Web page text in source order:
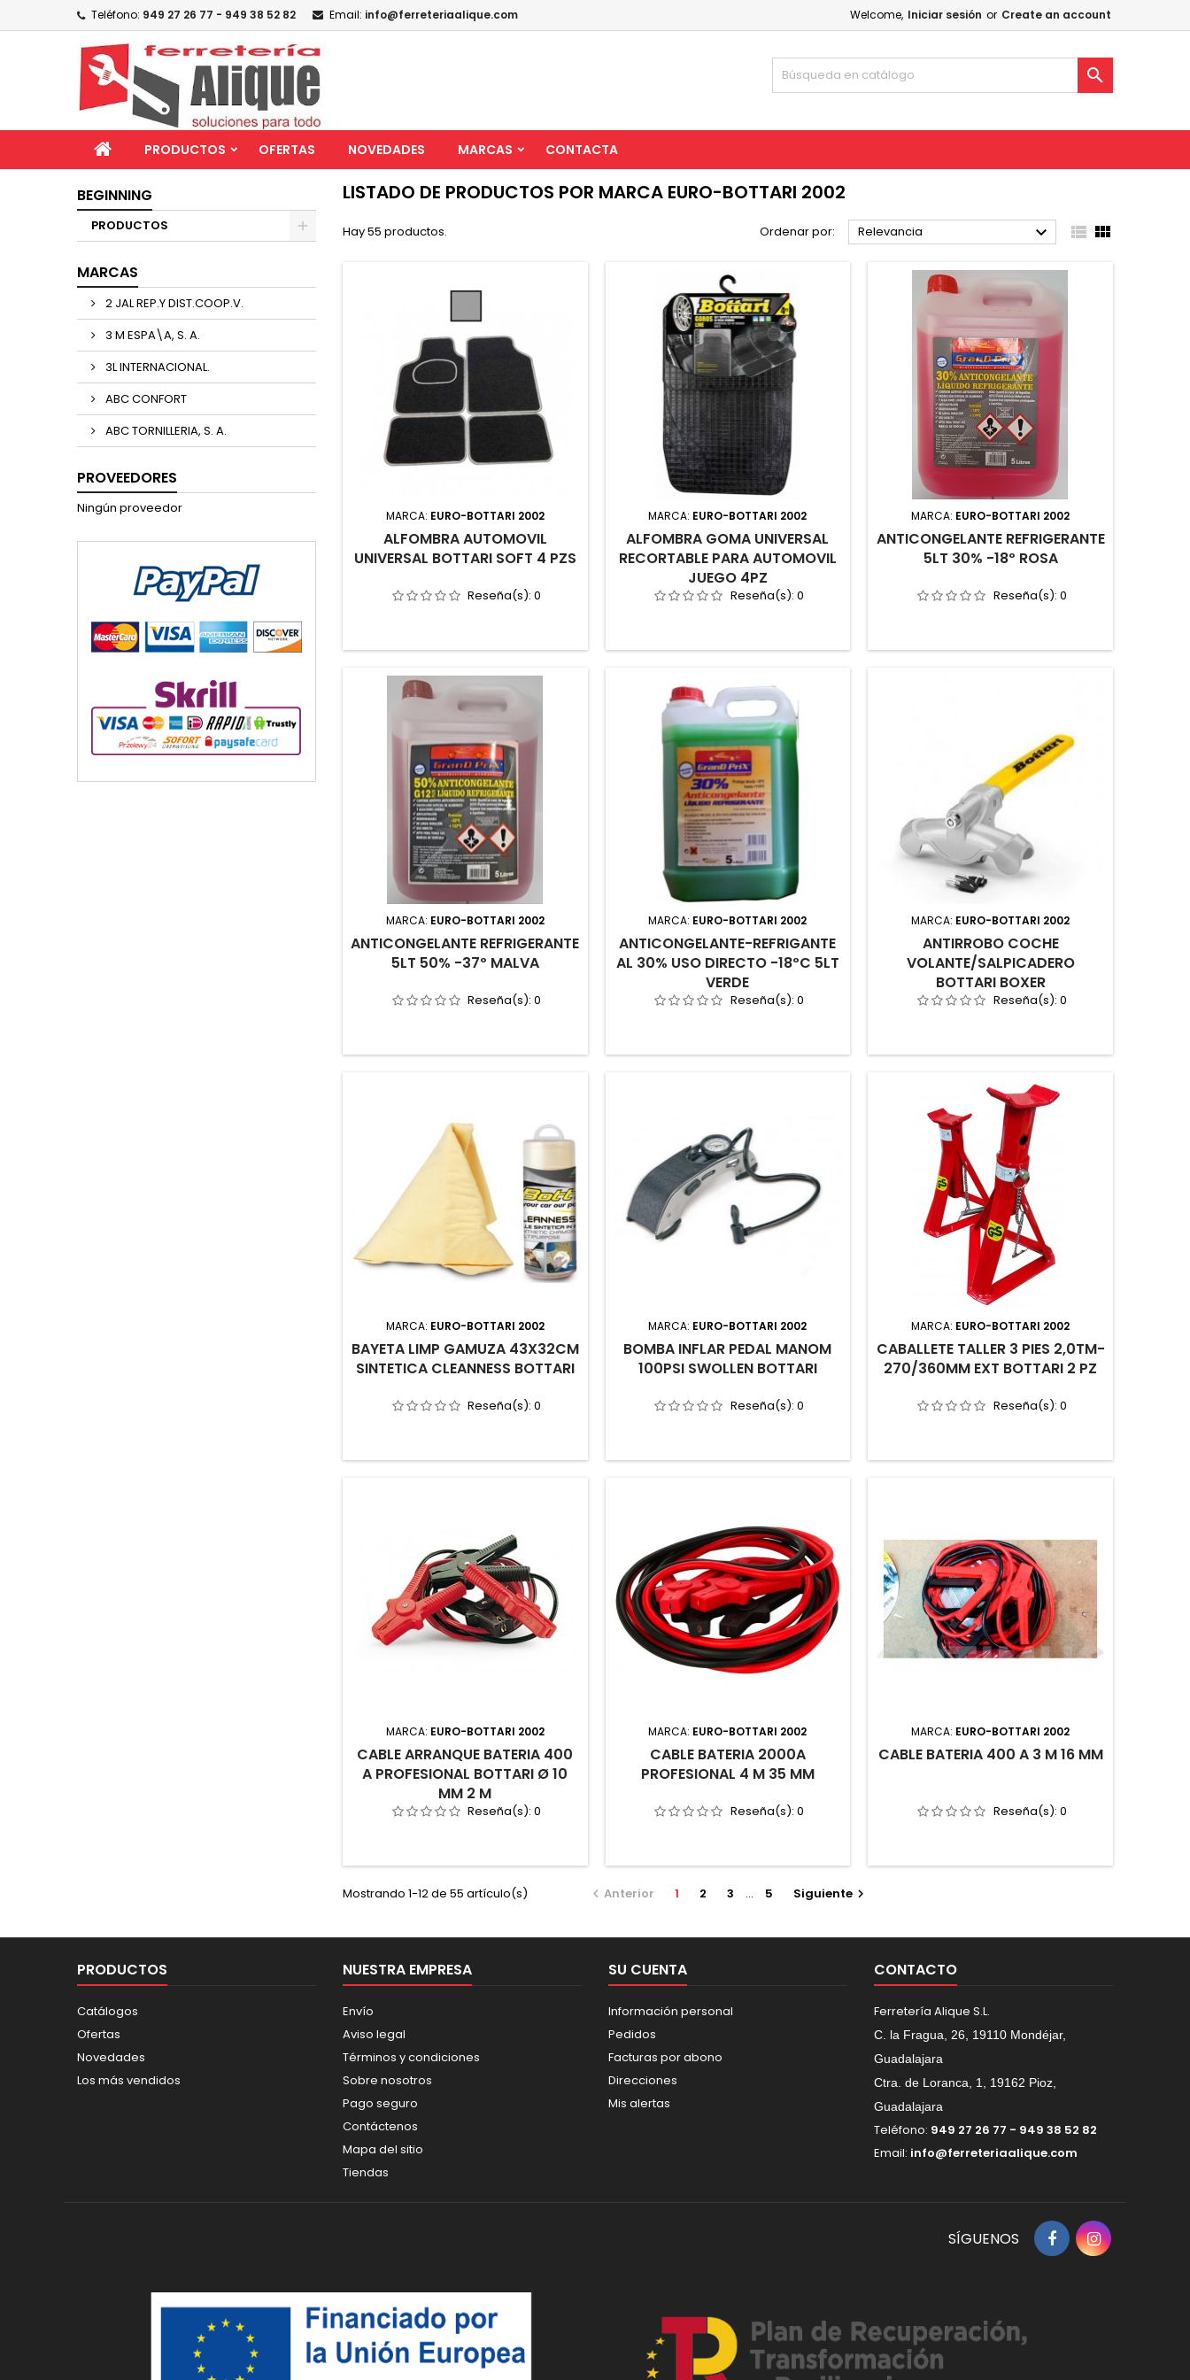
Teléfono: 949 27 26 77 - 949 38 52 82 Email: info@ferreteriaalique.com Welcome, Iniciar sesión or Create an account

PRODUCTOS OFERTAS NOVEDADES MARCAS CONTACTA
BEGINNING
PRODUCTOS
MARCAS
2 JAL REP.Y DIST.COOP.V.
3 M ESPA\A, S. A.
3L INTERNACIONAL.
ABC CONFORT
ABC TORNILLERIA, S. A.
PROVEEDORES
Ningún proveedor
LISTADO DE PRODUCTOS POR MARCA EURO-BOTTARI 2002
Hay 55 productos. Ordenar por: Relevancia   
MARCA: EURO-BOTTARI 2002
ALFOMBRA AUTOMOVIL
UNIVERSAL BOTTARI SOFT 4 PZS
Reseña(s):0
MARCA: EURO-BOTTARI 2002
ALFOMBRA GOMA UNIVERSAL
RECORTABLE PARA AUTOMOVIL
JUEGO 4PZ
Reseña(s): 0
MARCA: EURO-BOTTARI 2002
ANTICONGELANTE REFRIGERANTE
5LT 30% -18º ROSA
Reseña(s): 0
MARCA: EURO-BOTTARI 2002
ANTICONGELANTE REFRIGERANTE
5LT 50% -37º MALVA
Reseña(s):0
MARCA: EURO-BOTTARI 2002
ANTICONGELANTE-REFRIGANTE
AL 30% USO DIRECTO -18ºC 5LT
VERDE
Reseña(s): 0
MARCA: EURO-BOTTARI 2002
ANTIRROBO COCHE
VOLANTE/SALPICADERO
BOTTARI BOXER
Reseña(s): 0
MARCA: EURO-BOTTARI 2002
BAYETA LIMP GAMUZA 43X32CM
SINTETICA CLEANNESS BOTTARI
Reseña(s):0
MARCA: EURO-BOTTARI 2002
BOMBA INFLAR PEDAL MANOM
100PSI SWOLLEN BOTTARI
Reseña(s): 0
MARCA: EURO-BOTTARI 2002
CABALLETE TALLER 3 PIES 2,0TM-
270/360MM EXT BOTTARI 2 PZ
Reseña(s): 0
MARCA: EURO-BOTTARI 2002
CABLE ARRANQUE BATERIA 400
A PROFESIONAL BOTTARI Ø 10
MM 2 M
Reseña(s):0
MARCA: EURO-BOTTARI 2002
CABLE BATERIA 2000A
PROFESIONAL 4 M 35 MM
Reseña(s): 0
MARCA: EURO-BOTTARI 2002
CABLE BATERIA 400 A 3 M 16 MM
Reseña(s): 0
Mostrando 1-12 de 55 artículo(s)  Anterior 1 2 3 … 5 Siguiente
PRODUCTOS
Catálogos
Ofertas
Novedades
Los más vendidos
NUESTRA EMPRESA
Envío
Aviso legal
Términos y condiciones
Sobre nosotros
Pago seguro
Contáctenos
Mapa del sitio
Tiendas
SU CUENTA
Información personal
Pedidos
Facturas por abono
Direcciones
Mis alertas
CONTACTO
Ferretería Alique S.L.
C. la Fragua, 26, 19110 Mondéjar,
Guadalajara
Ctra. de Loranca, 1, 19162 Pioz,
Guadalajara
Teléfono: 949 27 26 77 - 949 38 52 82
Email: info@ferreteriaalique.com
SÍGUENOS